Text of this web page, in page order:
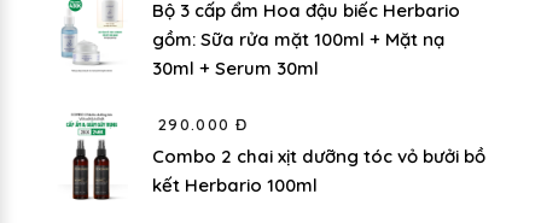
Bộ 3 cấp ẩm Hoa đậu biếc Herbario
gồm: Sữa rửa mặt 100ml + Mặt nạ
30ml + Serum 30ml
290.000 Đ
Combo 2 chai xịt dưỡng tóc vỏ bưởi bồ
kết Herbario 100ml